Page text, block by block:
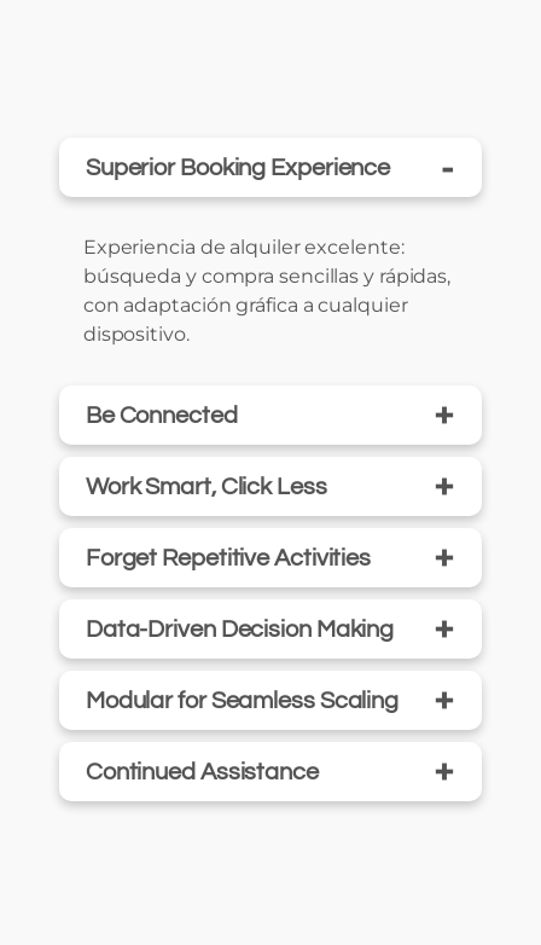
Superior Booking Experience -
Experiencia de alquiler excelente:
búsqueda y compra sencillas y rápidas,
con adaptación gráfica a cualquier
dispositivo.
Be Connected +
Work Smart, Click Less +
Forget Repetitive Activities +
Data-Driven Decision Making +
Modular for Seamless Scaling +
Continued Assistance +